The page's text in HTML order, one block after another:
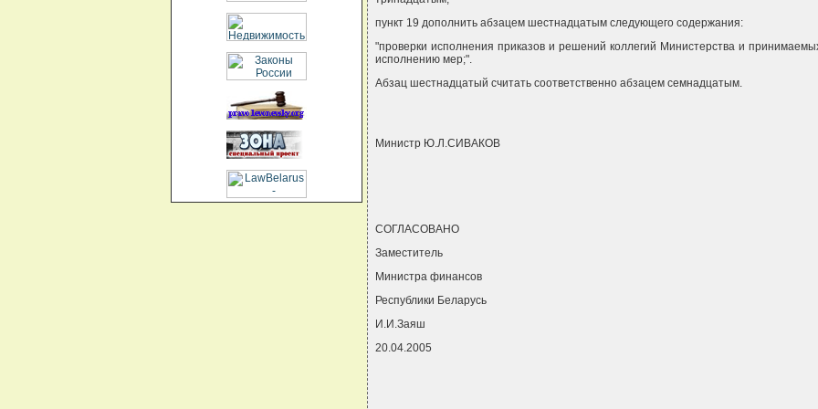
пункт 19 дополнить абзацем шестнадцатым следующего содержания:
"проверки исполнения приказов и решений коллегий Министерства и
исполнению мер;".
Абзац шестнадцатый считать соответственно абзацем семнадцатым.
Министр Ю.Л.СИВАКОВ
СОГЛАСОВАНО
Заместитель
Министра финансов
Республики Беларусь
И.И.Заяш
20.04.2005